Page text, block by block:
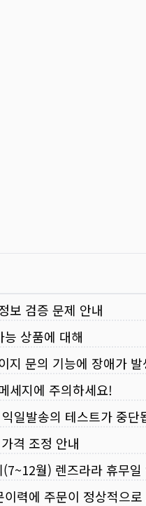
보 검증 문제 안내
능 상품에 대해
지 문의 기능에 장애가
세지에 주의하세요!
일발송의 테스트가 중단
격 조정 안내
월) 렌즈라라 휴무일
이력에 주문이 정상적으